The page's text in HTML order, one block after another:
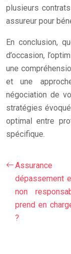
plusieurs
assureur pour
En conclusion,
d’occasion,
une
et une
négociation de
stratégies
optimal entre
spécifique.
Assurance
dépassement
non
prend en
?